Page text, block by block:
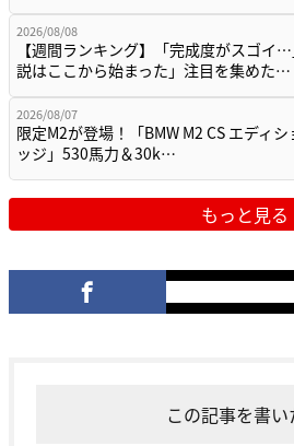
2026/08/08
【週間ランキング】「完成度がスゴイ
説はここから始まった」注目を集めた…
2026/08/07
限定M2が登場！「BMW M2 CS エディシ
ッジ」530馬力＆30k…
もっと見る
この記事を書い